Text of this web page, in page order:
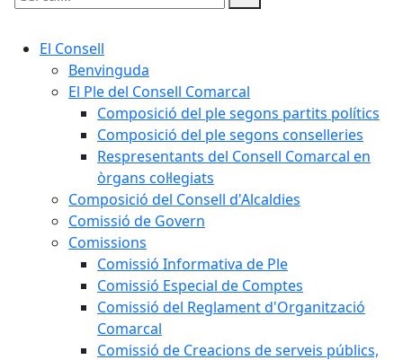
Cercar:
El Consell
Benvinguda
El Ple del Consell Comarcal
Composició del ple segons partits polítics
Composició del ple segons conselleries
Respresentants del Consell Comarcal en
òrgans col·legiats
Composició del Consell d'Alcaldies
Comissió de Govern
Comissions
Comissió Informativa de Ple
Comissió Especial de Comptes
Comissió del Reglament d'Organització
Comarcal
Comissió de Creacions de serveis públics,